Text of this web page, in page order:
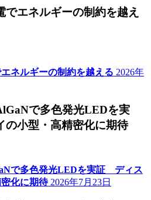
でエネルギーの制約を越え
ネルギーの制約を越える 2026年
で多色発光LEDを実
小型・高精密化に期待
で多色発光LEDを実証 ディス
化に期待 2026年7月23日